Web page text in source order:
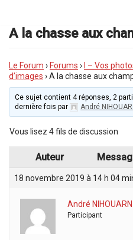
au
contenu
A la chasse aux
Le Forum › Forums › I – Vos
d’images ›A la chasse aux
Ce sujet contient 4 réponses, 2
dernière fois par
André
Vous lisez 4 fils de discussion
Auteur
18 novembre 2019 à 14 h 04
André NIHOUARN
Participant